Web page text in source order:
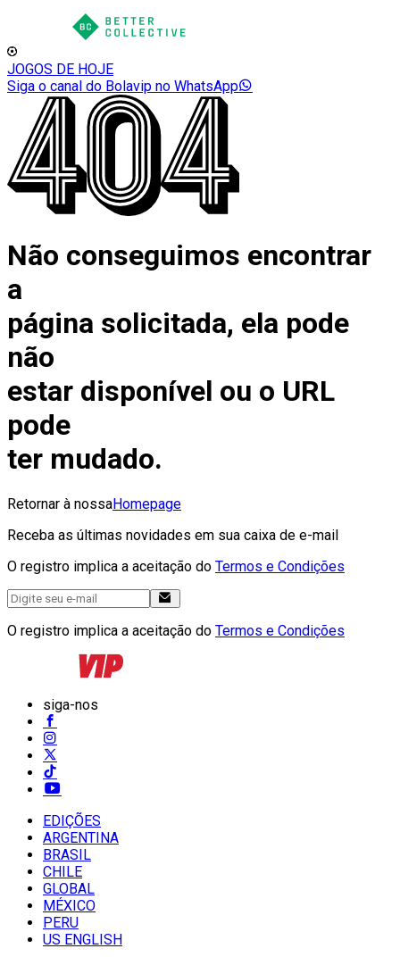
JOGOS DE HOJE
Siga o canal do Bolavip no WhatsApp
Não conseguimos encontrar
a
página solicitada, ela pode
não
estar disponível ou o URL
pode
ter mudado.
Retornar à nossaHomepage
Receba as últimas novidades em sua caixa de e-mail
O registro implica a aceitação do Termos e Condições
O registro implica a aceitação do Termos e Condições
siga-nos
EDIÇÕES
ARGENTINA
BRASIL
CHILE
GLOBAL
MÉXICO
PERU
US ENGLISH